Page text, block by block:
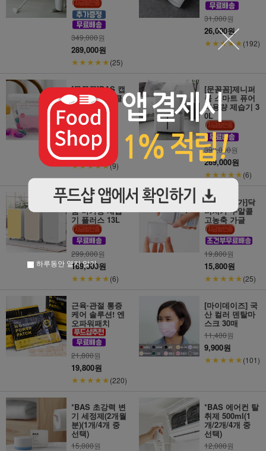
349,000원
289,000원
★★★★★(25)
31,000원
26,000원
★★★★★(192)
[문꼼꼼]BAS 캡
슐형 세탁조 클
리너 (20개입)
49,000원
19,800원
★★★★★(9)
[문꼼꼼]제니퍼
룸 스마트 퓨어
대용량 제습기 3
0L
399,000원
269,000원
★★★★★(6)
[문꼼꼼]제니퍼
룸 마카롱 제습
기 플러스 13L
299,000원
169,000원
★★★★★(6)
[일주일특가]닥
터치카 무알콜
고농축 가글
19,800원
15,800원
★★★★★(25)
근육∙관절 통증
케어 솔루션! 엔
오파워패치
21,800원
19,800원
★★★★★(220)
[마이데이즈] 국
산 컬러 덴탈마
스크 30매
11,400원
9,900원
★★★★★(101)
*BAS 초강력 변
기 세정제(2개월
분)(1개/4개 중
선택)
15,000원
*BAS 에어컨 탈
취제 500ml(1
개/2개/4개 중
선택)
12,000원
하루동안 열지 않기